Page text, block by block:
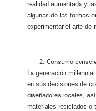
realidad aumentada y
algunas de las formas
experimentar el arte de
Consumo
La generación
en sus decisiones de
diseñadores locales,
materiales reciclados o